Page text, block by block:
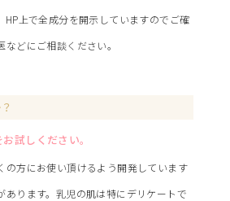
HP上で全成分を開示していますのでご確
どにご相談ください。
試しください。
の方にお使い頂けるよう開発しています
あります。乳児の肌は特にデリケートで